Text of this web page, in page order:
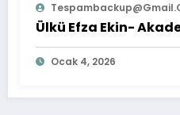
Ülkü Efza Ekin-
Ocak 4, 2026